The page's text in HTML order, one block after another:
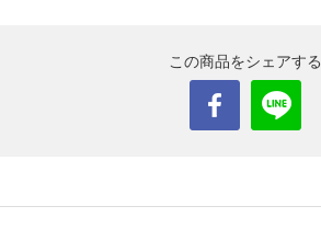
この商品をシェアする